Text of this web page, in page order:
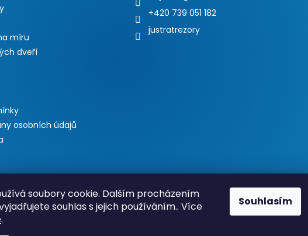
soubory cookie. Dalším procházením
souhlas s jejich používáním.. Více
.
Souhlasím
míru
dveří
osobních údajů
+420 739 051 182
justratrezory
= "https://www.justratrezory.cz/akcni-zbozi/";